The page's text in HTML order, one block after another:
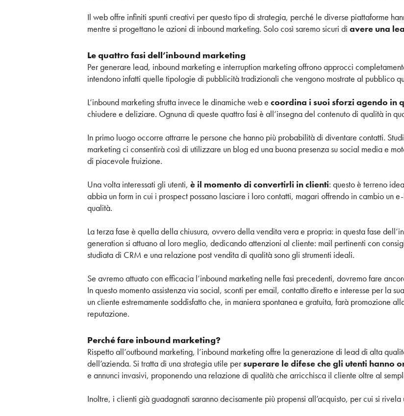
Il web offre infiniti spunti creativi per questo tipo di strategia, perché le diverse piattaforme
mentre si progettano le azioni di inbound marketing. Solo così saremo sicuri di avere una
Le quattro fasi dell’inbound marketing
Per generare lead, inbound marketing e interruption marketing offrono approcci
intendono infatti quelle tipologie di pubblicità tradizionali che vengono mostrate al pubblico
L’inbound marketing sfrutta invece le dinamiche web e coordina i suoi sforzi agendo in
chiudere e deliziare. Ognuna di queste quattro fasi è all’insegna del contenuto di qualità in
In primo luogo occorre attrarre le persone che hanno più probabilità di diventare contatti.
marketing ci consentirà così di utilizzare un blog ed una buona presenza su social media e
di piacevole fruizione.
Una volta interessati gli utenti, è il momento di convertirli in clienti: questo è terreno
abbia un form in cui i prospect possano lasciare i loro contatti, magari offrendo in cambio un
qualità.
La terza fase è quella della chiusura, ovvero della vendita vera e propria: in questa fase
generation si attuano al loro meglio, dedicando attenzioni al cliente: mail pertinenti con
studiata di CRM e una relazione post vendita di qualità sono gli strumenti ideali.
Se avremo attuato con efficacia l’inbound marketing nelle fasi precedenti, dovremo fare
In questo momento assistenza via social, sconti per email, contatto diretto e interesse per la
un cliente estremamente soddisfatto che, in maniera spontanea e gratuita, farà promozione
reputazione.
Perché fare inbound marketing?
Rispetto all’outbound marketing, l’inbound marketing offre la generazione di lead di alta
dell’azienda. Si tratta di una strategia utile persuperare le difese che gli utenti hanno
e annunci invasivi, proponendo una relazione di qualità che arricchisca il cliente oltre al
Inoltre, i clienti già guadagnati saranno decisamente più propensi all’acquisto, per cui si